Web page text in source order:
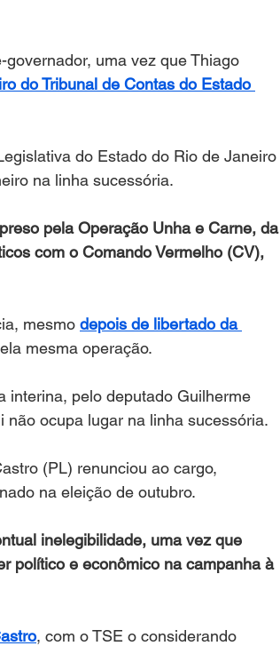
uma vez que Thiago
do Tribunal de Contas do Estado
do Estado do Rio de Janeiro
na linha sucessória.
pela Operação Unha e Carne, da
com o Comando Vermelho (CV),
mesmo depois de libertado da
mesma operação.
interina, pelo deputado Guilherme
ocupa lugar na linha sucessória.
(PL) renunciou ao cargo,
na eleição de outubro.
inelegibilidade, uma vez que
político e econômico na campanha à
, com o TSE o considerando